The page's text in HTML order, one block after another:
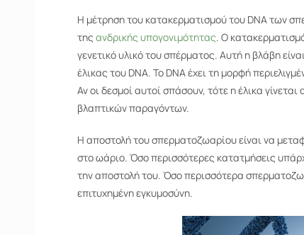
Η μέτρηση του κατακερματισμού του DNA των
της ανδρικής υπογονιμότητας. Ο
γενετικό υλικό του σπέρματος. Αυτή η βλάβη
έλικας του DNA. Το DNA έχει τη μορφή
Αν οι δεσμοί αυτοί σπάσουν, τότε η έλικα
βλαπτικών παραγόντων.
Η αποστολή του σπερματοζωαρίου είναι να
στο ωάριο. Όσο περισσότερες κατατμήσεις
την αποστολή του. Όσο περισσότερα
επιτυχημένη εγκυμοσύνη.